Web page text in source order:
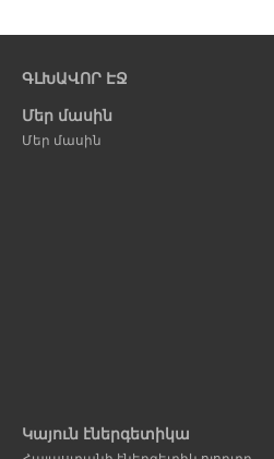
ԳԼԽԱՎՈՐ ԷՋ
Մեր մասին
Մեր մասին
Կայուն էներգետիկա